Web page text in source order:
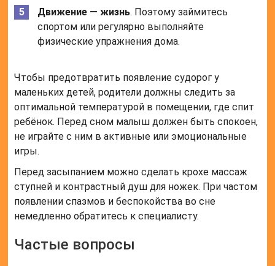
Движение — жизнь. Поэтому займитесь
спортом или регулярно выполняйте
физические упражнения дома.
Чтобы предотвратить появление судорог у
маленьких детей, родители должны следить за
оптимальной температурой в помещении, где спит
ребёнок. Перед сном малыш должен быть спокоен,
не играйте с ним в активные или эмоциональные
игры.
Перед засыпанием можно сделать крохе массаж
ступней и контрастный душ для ножек. При частом
появлении спазмов и беспокойства во сне
немедленно обратитесь к специалисту.
Частые вопросы